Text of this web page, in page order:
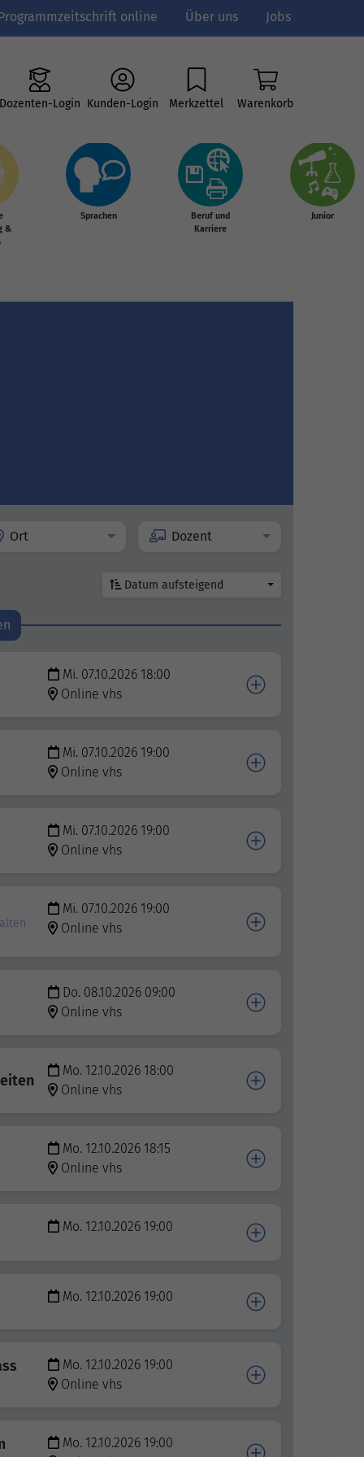
online Über uns Jobs
Dozenten-Login Kunden-Login Merkzettel Warenkorb
&
Sprachen
Beruf und
Karriere
Junior
Ort Dozent
Datum aufsteigend
Mi. 07.10.2026 18:00
Online vhs
Mi. 07.10.2026 19:00
Online vhs
Mi. 07.10.2026 19:00
Online vhs
Mi. 07.10.2026 19:00
Online vhs
Do. 08.10.2026 09:00
Online vhs
Mo. 12.10.2026 18:00
Online vhs
Mo. 12.10.2026 18:15
Online vhs
Mo. 12.10.2026 19:00
Mo. 12.10.2026 19:00
Mo. 12.10.2026 19:00
Online vhs
Mo. 12.10.2026 19:00